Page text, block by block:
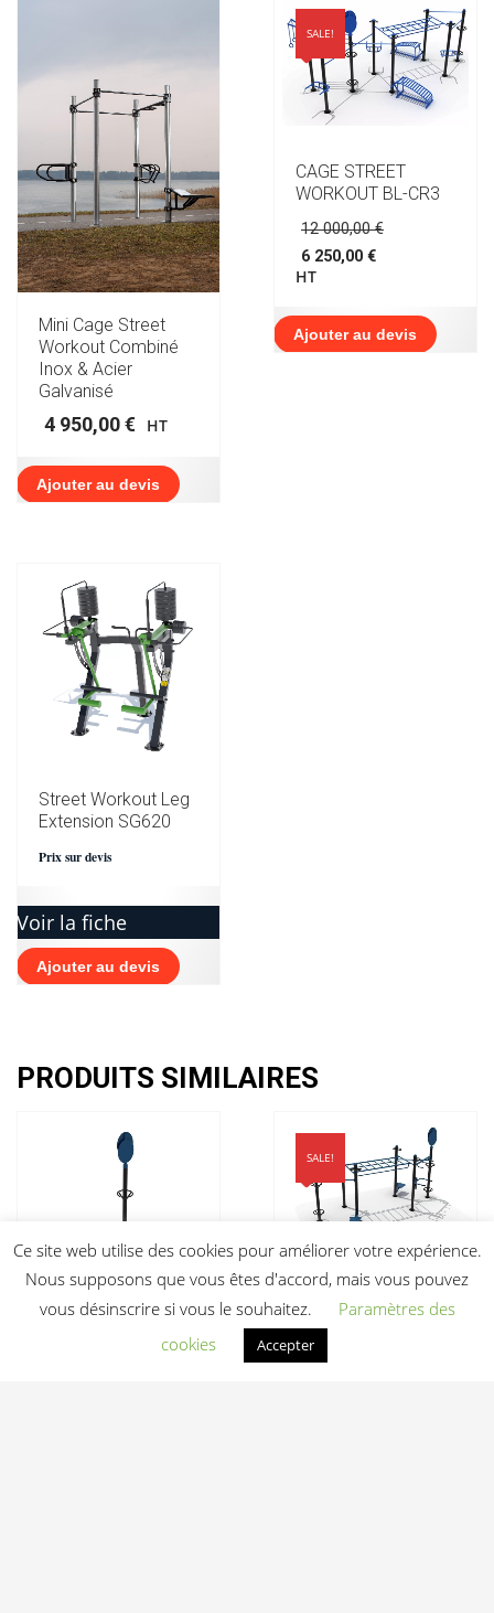
Mini Cage Street
Workout Combiné
Inox & Acier
Galvanisé
4 950,00€ HT
Ajouter au devis
SALE!
CAGE STREET
WORKOUT BL-CR3
12 000,00€
000,00 €.
6 250,00 €
Le
actuel
est :
6
HT
Ajouter au devis
Street Workout Leg
Extension SG620
Prix sur devis
Voir la fiche
Ajouter au devis
PRODUITS SIMILAIRES
Module Wall Ball
BLCRP-1
SALE!
STREET WORKOUT
BL-ACR2
6 500,00
Ce site web utilise des cookies pour améliorer votre expérience.
Nous supposons que vous êtes d'accord, mais vous pouvez
vous désinscrire si vous le souhaitez.
Paramètres des
cookies
Accepter